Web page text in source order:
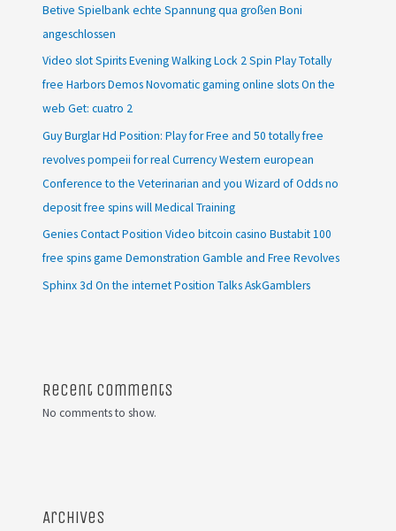
Betive Spielbank echte Spannung qua großen Boni
angeschlossen
Video slot Spirits Evening Walking Lock 2 Spin Play Totally
free Harbors Demos Novomatic gaming online slots On the
web Get: cuatro 2
Guy Burglar Hd Position: Play for Free and 50 totally free
revolves pompeii for real Currency Western european
Conference to the Veterinarian and you Wizard of Odds no
deposit free spins will Medical Training
Genies Contact Position Video bitcoin casino Bustabit 100
free spins game Demonstration Gamble and Free Revolves
Sphinx 3d On the internet Position Talks AskGamblers
Recent Comments
No comments to show.
Archives